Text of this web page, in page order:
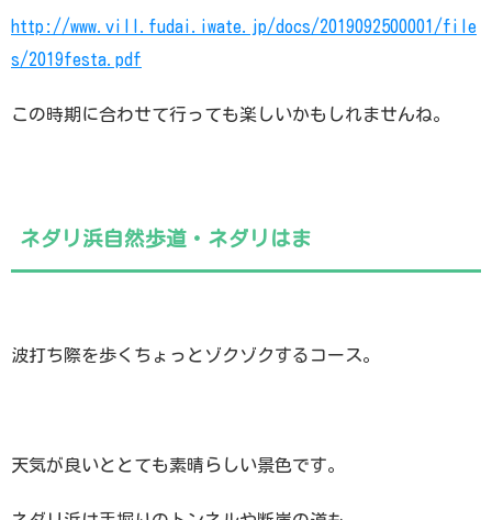
http://www.vill.fudai.iwate.jp/docs/2019092500001/file
s/2019festa.pdf
この時期に合わせて行っても楽しいかもしれませんね。
ネダリ浜自然歩道・ネダリはま
波打ち際を歩くちょっとゾクゾクするコース。
天気が良いととても素晴らしい景色です。